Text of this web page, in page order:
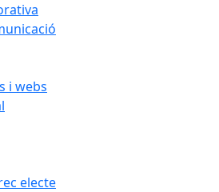
i webs
electe